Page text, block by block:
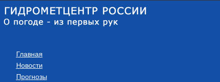
Главная
Новости
Прогнозы